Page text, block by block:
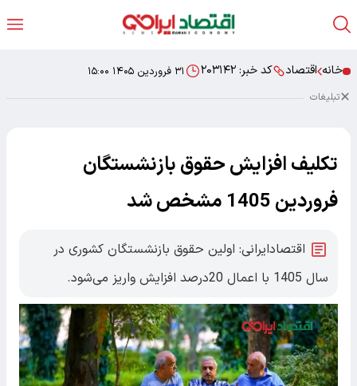
خانه اقتصاد کد خبر: ۲۰۳۱۴۲ ۳۱ فروردین ۱۴۰۵ ۱۵:۰۰
تبلیغات
تکلیف افزایش حقوق بازنشستگان
فروردین 1405 مشخص شد
اقتصادایرانی: اولین حقوق بازنشستگان کشوری در
سال 1405 با اعمال 20درصد افزایش واریز می‌شود.